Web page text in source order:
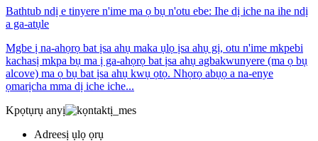
Bathtub ndị e tinyere n'ime ma ọ bụ n'otu ebe: Ihe dị iche na ihe ndị
a ga-atụle
Mgbe ị na-ahọrọ bat ịsa ahụ maka ụlọ ịsa ahụ gị, otu n'ime mkpebi
kachasị mkpa bụ ma ị ga-ahọrọ bat ịsa ahụ agbakwunyere (ma ọ bụ
alcove) ma ọ bụ bat ịsa ahụ kwụ ọtọ. Nhọrọ abụọ a na-enye
ọmarịcha mma dị iche iche...
Kpọtụrụ anyị
Adreesị ụlọ ọrụ